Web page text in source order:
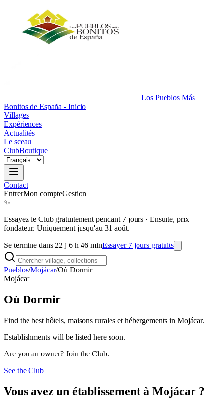
Los Pueblos Más
Bonitos de España - Inicio
Villages
Expériences
Actualités
Le sceau
ClubBoutique
Contact
EntrerMon compteGestion
✨
Essayez le Club gratuitement pendant 7 jours · Ensuite, prix
fondateur. Uniquement jusqu'au 31 août.
Se termine dans 22 j 6 h 46 minEssayer 7 jours gratuits
Pueblos/Mojácar/Où Dormir
Mojácar
Où Dormir
Find the best hôtels, maisons rurales et hébergements in Mojácar.
Establishments will be listed here soon.
Are you an owner? Join the Club.
See the Club
Vous avez un établissement à Mojácar ?